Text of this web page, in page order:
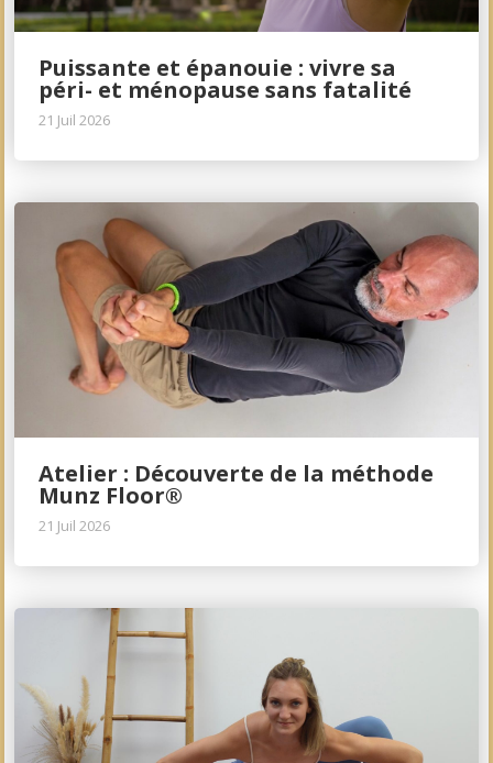
Puissante et épanouie : vivre sa
péri- et ménopause sans fatalité
21 Juil 2026
Atelier : Découverte de la méthode
Munz Floor®
21 Juil 2026